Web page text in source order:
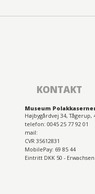
KONTAKT
Museum
Højbygårdvej 34, Tågerup,
telefon: 0045 25 77 92 01
mail:
CVR 35612831
MobilePay: 69 85 44
Eintritt DKK 50 -